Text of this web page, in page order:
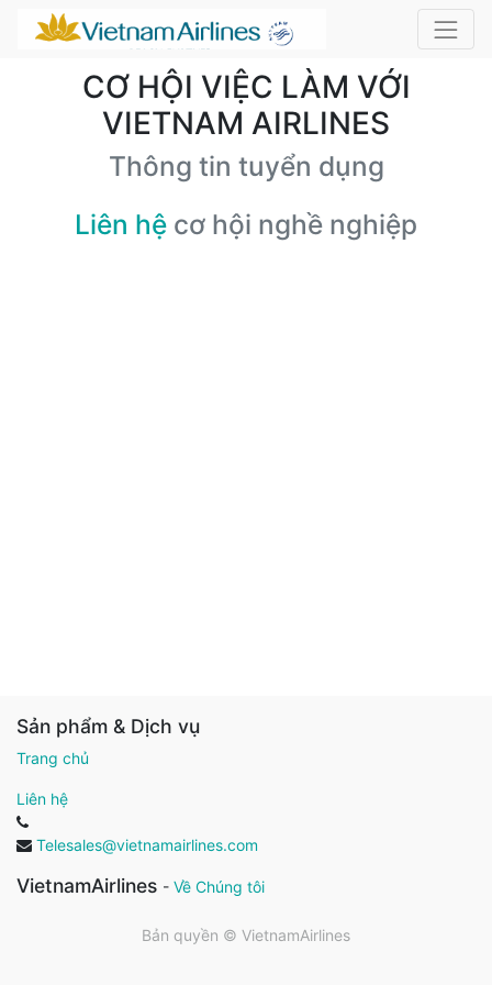
CƠ HỘI VIỆC LÀM VỚI
VIETNAM AIRLINES
Thông tin tuyển dụng
Liên hệ cơ hội nghề nghiệp
Sản phẩm & Dịch vụ
Trang chủ
Liên hệ
Telesales@vietnamairlines.com
VietnamAirlines - Về Chúng tôi
Bản quyền © VietnamAirlines